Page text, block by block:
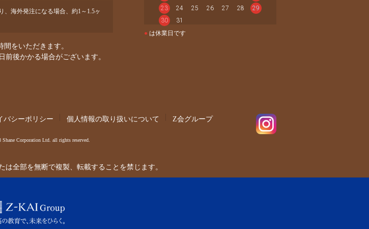
海外発注になる場合、約1～1.5ヶ
をいただきます。
後かかる場合がございます。
23
24 25 26 27 28
29
30
31
● は休業日です
バシーポリシー 個人情報の取り扱いについて Z会グループ
Corporation Ltd. all rights reserved.
は全部を無断で複製、転載することを禁じます。